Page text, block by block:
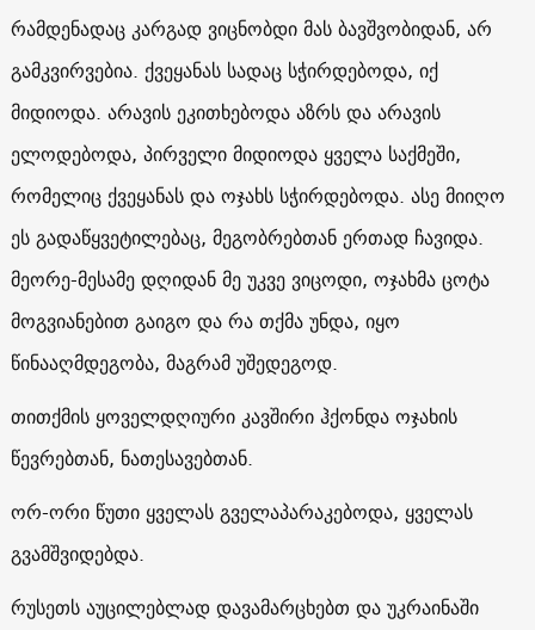
რამდენადაც კარგად ვიცნობდი მას ბავშვობიდან, არ
გამკვირვებია. ქვეყანას სადაც სჭირდებოდა, იქ
მიდიოდა. არავის ეკითხებოდა აზრს და არავის
ელოდებოდა, პირველი მიდიოდა ყველა საქმეში,
რომელიც ქვეყანას და ოჯახს სჭირდებოდა. ასე მიიღო
ეს გადაწყვეტილებაც, მეგობრებთან ერთად ჩავიდა.
მეორე-მესამე დღიდან მე უკვე ვიცოდი, ოჯახმა ცოტა
მოგვიანებით გაიგო და რა თქმა უნდა, იყო
წინააღმდეგობა, მაგრამ უშედეგოდ.
თითქმის ყოველდღიური კავშირი ჰქონდა ოჯახის
წევრებთან, ნათესავებთან.
ორ-ორი წუთი ყველას გველაპარაკებოდა, ყველას
გვამშვიდებდა.
რუსეთს აუცილებლად დავამარცხებთ და უკრაინაში